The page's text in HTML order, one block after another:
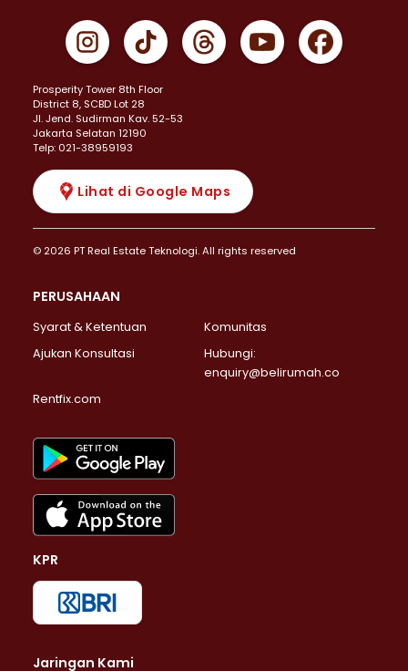
Prosperity Tower 8th Floor
District 8, SCBD Lot 28
JI. Jend. Sudirman Kav. 52-53
Jakarta Selatan 12190
Telp: 021-38959193
Lihat di Google Maps
© 2026 PT Real Estate Teknologi. All rights reserved
PERUSAHAAN
Syarat & Ketentuan
Komunitas
Ajukan Konsultasi
Hubungi:
enquiry@belirumah.co
Rentfix.com
KPR
Jaringan Kami